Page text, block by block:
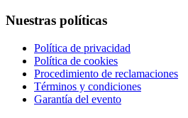
Nuestras políticas
Política de privacidad
Política de cookies
Procedimiento de reclamaciones
Términos y condiciones
Garantía del evento